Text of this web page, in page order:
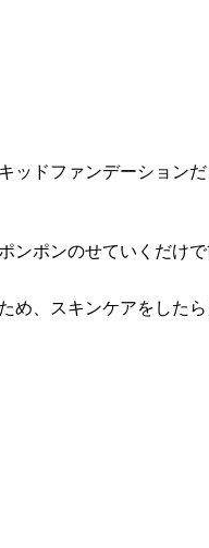
ドファンデーション
ポンのせていくだけ
、スキンケアをした